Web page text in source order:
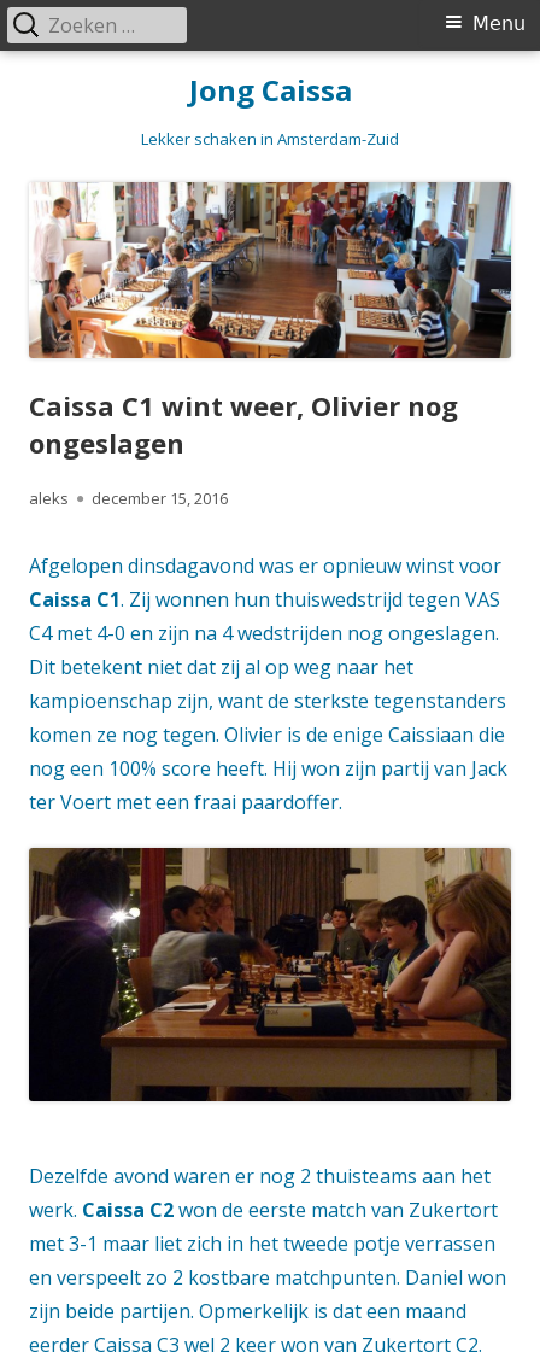
Jong Caissa
Lekker schaken in Amsterdam-Zuid
Primair
Menu
Zoeken
naar:
Caissa C1 wint weer, Olivier nog
ongeslagen
Auteur
aleks
Gepubliceerd
december 15, 2016
Afgelopen dinsdagavond was er opnieuw winst voor
Caissa C1. Zij wonnen hun thuiswedstrijd tegen VAS
C4 met 4-0 en zijn na 4 wedstrijden nog ongeslagen.
Dit betekent niet dat zij al op weg naar het
kampioenschap zijn, want de sterkste tegenstanders
komen ze nog tegen. Olivier is de enige Caissiaan die
nog een 100% score heeft. Hij won zijn partij van Jack
ter Voert met een fraai paardoffer.
Dezelfde avond waren er nog 2 thuisteams aan het
werk. Caissa C2won de eerste match van Zukertort
met 3-1 maar liet zich in het tweede potje verrassen
en verspeelt zo 2 kostbare matchpunten. Daniel won
zijn beide partijen. Opmerkelijk is dat een maand
eerder Caissa C3 wel 2 keer won van Zukertort C2.